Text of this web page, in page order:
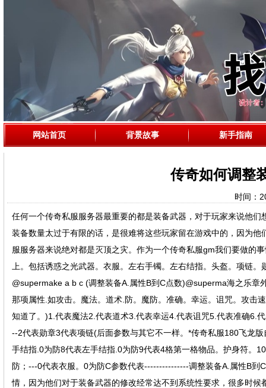
网站首页 背景故事 新手指南
传奇如何调整
时间：
任何一个传奇私服服务器最重要的都是装备武器，对于玩家来说他
装备数量太过于有限的话，是很难将这些玩家留在游戏中的，因为
服服务器来说绝对都是灭顶之灾。作为一个传奇私服gm我们要做的
上。包括诱惑之光武器。衣服。左右手镯。左右结指。头盔。项链
@supermake a b c (调整装备A.属性B到C点数)@superma海之乐
那项属性.如攻击。魔法。道术.防。魔防。准确。幸运。诅咒。攻击
知道了。)1.代表魔法2.代表道术3.代表幸运4.代表诅咒5.代表准确6.
--2代表勋章3代表项链(后面参数与其它不一样。*传奇私服180飞龙
手结指.0为防8代表左手结指.0为防9代表4格第一格物品。护身符。
防；---0代表衣服。0为防C参数代表---------------调整装备A.属性B到
情，因为他们对于装备武器的修改经常达不到系统性要求，很多时